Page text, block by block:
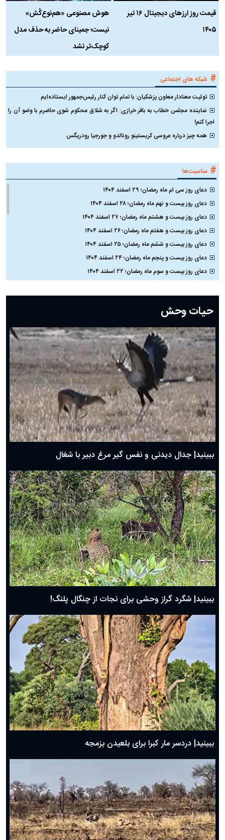
قیمت روز ارز‌های دیجیتال ۱۶ تیر
۱۴۰۵
هوش مصنوعی «هم‌نوع‌کُش»
نیست؛ جمینای حاضر به حذف مدل
کوچک‌تر نشد
# شبکه های اجتماعی
توئیت معنادار معاون پزشکیان: با تمام توان کنار رئیس‌جمهور ایستاده‌ایم
نماینده مجلس خطاب به باقر خرازی: اگر به شلاق محکوم شوی حاضرم با وضو آن را
اجرا کنم!
همه چیز درباره عروسی کریستینو رونالدو و جورجیا رودریگس
# مناسبت‌ها
دعای روز سی ام ماه رمضان؛ ۲۹ اسفند ۱۴۰۴
دعای روز بیست و نهم ماه رمضان؛ ۲۸ اسفند ۱۴۰۴
دعای روز بیست و هشتم ماه رمضان؛ ۲۷ اسفند ۱۴۰۴
دعای روز بیست و هفتم ماه رمضان؛ ۲۶ اسفند ۱۴۰۴
دعای روز بیست و ششم ماه رمضان؛ ۲۵ اسفند ۱۴۰۴
دعای روز بیست و پنجم ماه رمضان؛ ۲۴ اسفند ۱۴۰۴
دعای روز بیست و سوم ماه رمضان؛ ۲۲ اسفند ۱۴۰۴
دعای روز بیستم ماه رمضان؛ ۱۹ اسفند ۱۴۰۴
دعای روز هشتم ماه مبارک رمضان؛ ۷ اسفند ماه ۱۴۰۴
دعای روز هفتم ماه رمضان؛ ۶ اسفند ۱۴۰۴
دعای روز ششم ماه رمضان؛ ۵ اسفند ۱۴۰۴
دعای روز پنجم ماه رمضان؛ ۴ اسفند ۱۴۰۴
دعای روز چهارم ماه مبارک رمضان؛ ۳ اسفند ۱۴۰۴
دعای روز سوم ماه مبارک رمضان؛ ۱۴ اسفند ۱۴۰۴
دعای روز دوم ماه مبارک رمضان ۱ اسفند ماه ۱۴۰۴
دعای روز اول ماه مبارک رمضان، ۳۰ بهمن ۱۴۰۴
حضرت زینب(س) چگونه از دنیا رفت؟
بهترین پیامک تبریک روز پدر ۱۴۰۴؛ جملات زیبا و صمیمانه
حیات وحش
ببینید| جدال دیدنی و نفس گیر مرغ دبیر با شغال
ببینید| شگرد گراز وحشی برای نجات از چنگال پلنگ!
ببینید| دردسر مار کبرا برای بلعیدن بزمجه